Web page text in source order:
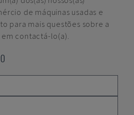
de máquinas usadas e
para mais questões sobre a
em contactá-lo(a).